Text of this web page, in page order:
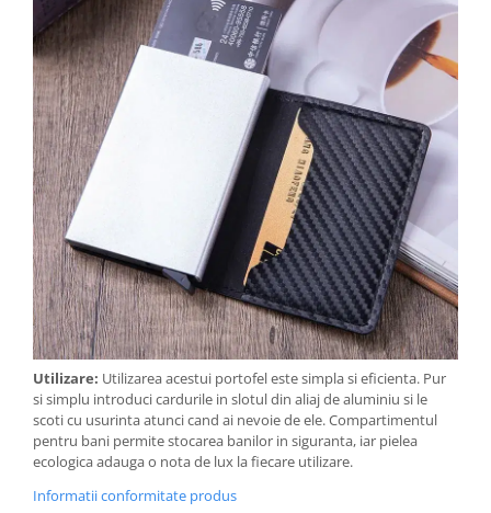
Utilizare: Utilizarea acestui portofel este simpla si eficienta. Pur
si simplu introduci cardurile in slotul din aliaj de aluminiu si le
scoti cu usurinta atunci cand ai nevoie de ele. Compartimentul
pentru bani permite stocarea banilor in siguranta, iar pielea
ecologica adauga o nota de lux la fiecare utilizare.
Informatii conformitate produs